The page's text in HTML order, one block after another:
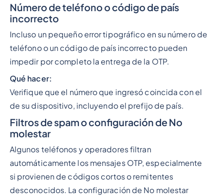
Número de teléfono o código de país
incorrecto
Incluso un pequeño error tipográfico en su número de
teléfono o un código de país incorrecto pueden
impedir por completo la entrega de la OTP.
Qué hacer:
Verifique que el número que ingresó coincida con el
de su dispositivo, incluyendo el prefijo de país.
Filtros de spam o configuración de No
molestar
Algunos teléfonos y operadores filtran
automáticamente los mensajes OTP, especialmente
si provienen de códigos cortos o remitentes
desconocidos. La configuración de No molestar